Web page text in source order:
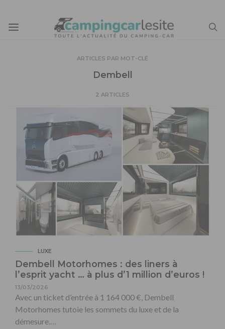
ARTICLES PAR MOT-CLÉ
Dembell
2 ARTICLES
LUXE
Dembell Motorhomes : des liners à
l’esprit yacht … à plus d’1 million d’euros !
13/03/2026
Avec un ticket d’entrée à 1 164 000 €, Dembell
Motorhomes tutoie les sommets du luxe et de la
démesure.…